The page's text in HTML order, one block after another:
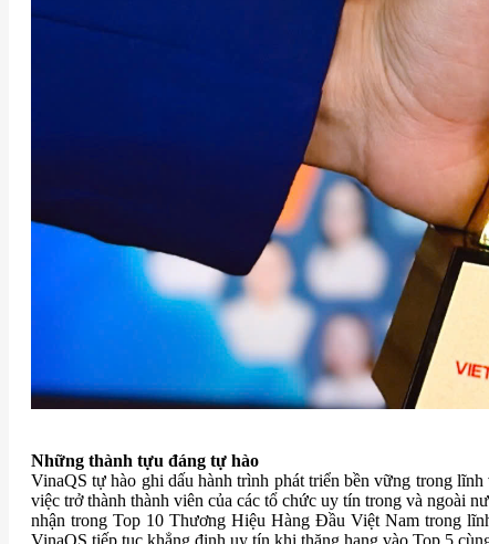
Những thành tựu đáng tự hào
VinaQS tự hào ghi dấu hành trình phát triển bền vững trong
việc trở thành thành viên của các tổ chức uy tín trong và ngoài
nhận trong Top 10 Thương Hiệu Hàng Đầu Việt Nam trong
VinaQS tiếp tục khẳng định uy tín khi thăng hạng vào Top 5